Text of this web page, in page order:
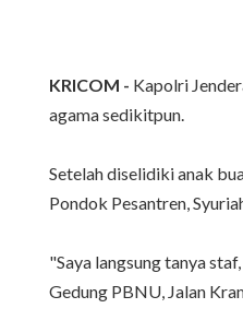
KRICOM - Kapolri
agama sedikitpun.
Setelah diselidiki anak
Pondok Pesantren,
"Saya langsung tanya
Gedung PBNU, Jalan